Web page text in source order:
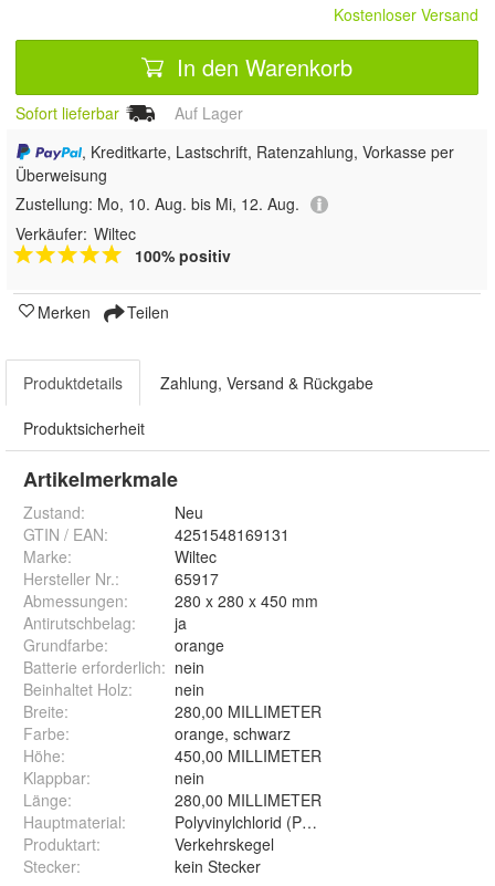
Kostenloser Versand
In den Warenkorb
Sofort lieferbar
Auf Lager
, Kreditkarte, Lastschrift, Ratenzahlung, Vorkasse per
Überweisung
Zustellung: Mo, 10. Aug. bis Mi, 12. Aug.
Verkäufer: Wiltec
100% positiv
Merken Teilen
Produktdetails Zahlung, Versand & Rückgabe
Produktsicherheit
Artikelmerkmale
Zustand:
Neu
GTIN / EAN:
4251548169131
Marke:
Wiltec
Hersteller Nr.:
65917
Abmessungen:
280 x 280 x 450 mm
Antirutschbelag:
ja
Grundfarbe:
orange
Batterie erforderlich: nein
Beinhaltet Holz:
nein
Breite:
280,00 MILLIMETER
Farbe:
orange, schwarz
Höhe:
450,00 MILLIMETER
Klappbar:
nein
Länge:
280,00 MILLIMETER
Hauptmaterial:
Polyvinylchlorid (PVC), Gummi
Produktart:
Verkehrskegel
Stecker: kein Stecker